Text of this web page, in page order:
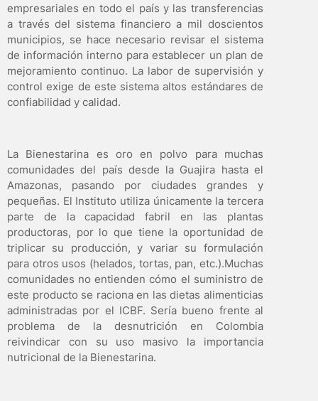
empresariales en todo el país y las transferencias
a través del sistema financiero a mil doscientos
municipios, se hace necesario revisar el sistema
de información interno para establecer un plan de
mejoramiento continuo. La labor de supervisión y
control exige de este sistema altos estándares de
confiabilidad y calidad.
La Bienestarina es oro en polvo para muchas
comunidades del país desde la Guajira hasta el
Amazonas, pasando por ciudades grandes y
pequeñas. El Instituto utiliza únicamente la tercera
parte de la capacidad fabril en las plantas
productoras, por lo que tiene la oportunidad de
triplicar su producción, y variar su formulación
para otros usos (helados, tortas, pan, etc.).Muchas
comunidades no entienden cómo el suministro de
este producto se raciona en las dietas alimenticias
administradas por el ICBF. Sería bueno frente al
problema de la desnutrición en Colombia
reivindicar con su uso masivo la importancia
nutricional de la Bienestarina.